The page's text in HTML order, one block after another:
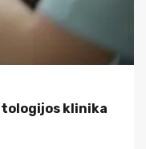
klinika